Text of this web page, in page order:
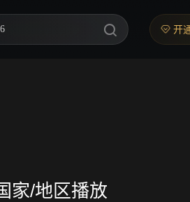
寻宝藏2
开
家/地区播放